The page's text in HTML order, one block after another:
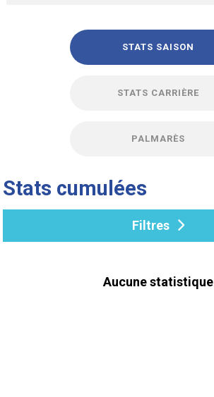
STATS SAISON
STATS CARRIÈRE
PALMARÈS
Stats cumulées
Filtres
Aucune statistique